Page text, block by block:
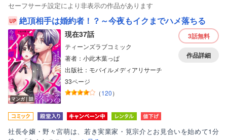
セーフサーチ設定により非表示の作品があります
絶頂相手は婚約者！？～今夜もイクまでハメ落ちる
マンガ｜話
現在37話
ティーンズラブコミック
著者：小此木葉っぱ
出版社：モバイルメディアリサーチ
33ページ
（120）
3話無料
作品詳細
社長令嬢・野々宮萌は、若き実業家・筧宗介とお見合いを始めて1分